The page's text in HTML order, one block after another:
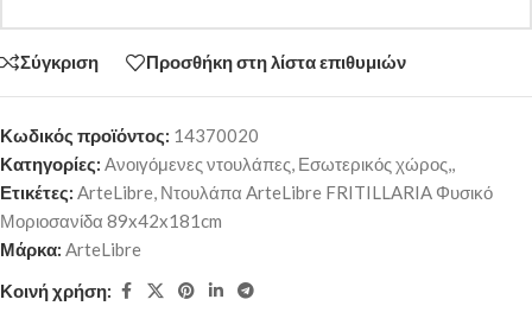
Σύγκριση Προσθήκη στη λίστα επιθυμιών
Κωδικός προϊόντος: 14370020
Κατηγορίες: Ανοιγόμενες ντουλάπες, Εσωτερικός χώρος,,
Ετικέτες: ArteLibre, Ντουλάπα ArteLibre FRITILLARIA Φυσικό
Μοριοσανίδα 89x42x181cm
Μάρκα: ArteLibre
Κοινή χρήση: